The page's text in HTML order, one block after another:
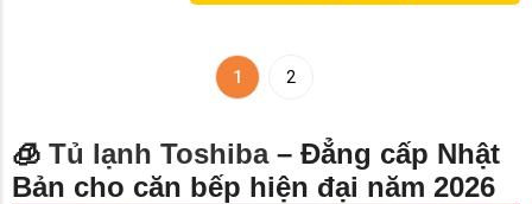
1 2
🧊 Tủ lạnh Toshiba– Đẳng cấp Nhật
Bản cho căn bếp hiện đại năm 2026